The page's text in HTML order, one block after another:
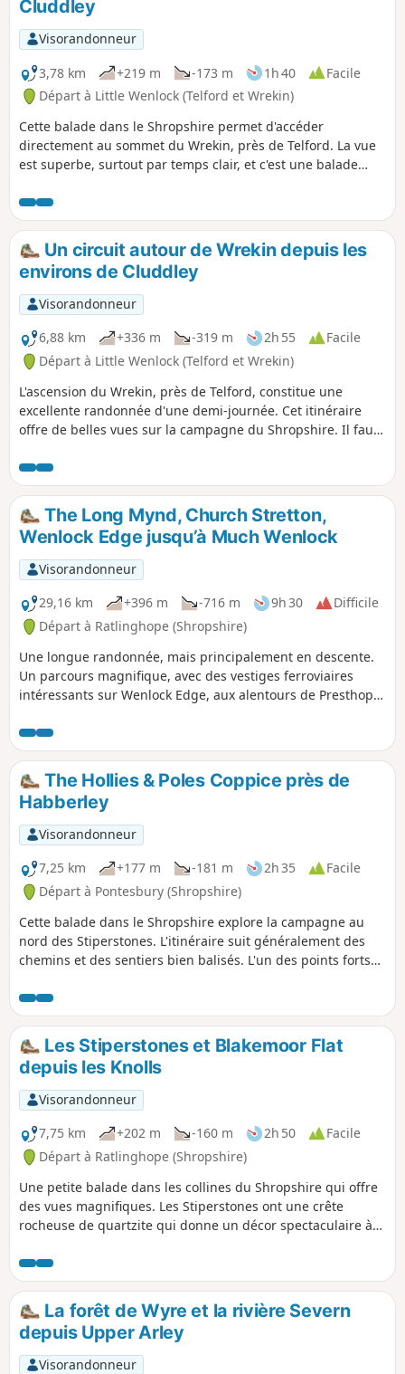
Cluddley
Visorandonneur
3,78 km
+219 m -173 m 1h 40
Facile
Départ à Little Wenlock (Telford et Wrekin)
Cette balade dans le Shropshire permet d'accéder
directement au sommet du Wrekin, près de Telford. La vue
est superbe, surtout par temps clair, et c'est une balade
Un circuit autour de Wrekin depuis les
environs de Cluddley
Visorandonneur
6,88 km
+336 m -319 m 2h 55
Facile
Départ à Little Wenlock (Telford et Wrekin)
L'ascension du Wrekin, près de Telford, constitue une
excellente randonnée d'une demi-journée. Cet itinéraire
offre de belles vues sur la campagne du Shropshire. Il faut
atteindre la crête principale, mais la vue est exceptionnelle
par temps clair et vaut bien l'effort.
The Long Mynd, Church Stretton,
Wenlock Edge jusqu’à Much Wenlock
Visorandonneur
29,16 km
+396 m -716 m 9h 30
Difficile
Départ à Ratlinghope (Shropshire)
Une longue randonnée, mais principalement en descente.
Un parcours magnifique, avec des vestiges ferroviaires
intéressants sur Wenlock Edge, aux alentours de Presthope.
réduire les montées, empruntez la variante est, juste au
sud de Church Stretton.
The Hollies & Poles Coppice près de
Habberley
Visorandonneur
7,25 km
+177 m -181 m 2h 35
Facile
Départ à Pontesbury (Shropshire)
Cette balade dans le Shropshire explore la campagne au
nord des Stiperstones. L'itinéraire suit généralement des
chemins et des sentiers bien balisés. L'un des points forts
qui abrite certains des plus vieux houx du Royaume-Uni,
dont certains ont plus de 400 ans.
Les Stiperstones et Blakemoor Flat
depuis les Knolls
Visorandonneur
7,75 km
+202 m -160 m 2h 50
Facile
Départ à Ratlinghope (Shropshire)
Une petite balade dans les collines du Shropshire qui offre
des vues magnifiques. Les Stiperstones ont une crête
rocheuse de quartzite qui donne un décor spectaculaire à
La forêt de Wyre et la rivière Severn
depuis Upper Arley
Visorandonneur